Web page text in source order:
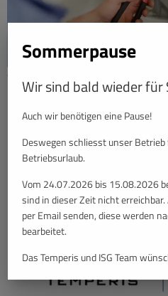
Verstopfte Abflüsse? Temperis bietet
Rohrreinigung in Himberg, Wien und
Sommerpause
Wir sind bald wieder für
Auch wir benötigen eine Pause!
Deswegen schliesst unser
Betriebsurlaub.
Vom 24.07.2026 bis 15.08.2026
sind in dieser Zeit nicht
per Email senden, diese werden
bearbeitet.
Das Temperis und ISG Team